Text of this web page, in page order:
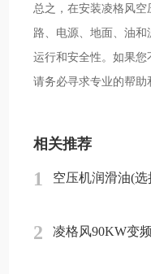
总之，在安装凌格风
路、电源、地面、油
运行和安全性。如果您
请务必寻求专业的帮助
相关推荐
1 空压机润滑油(
2 凌格风90KW变